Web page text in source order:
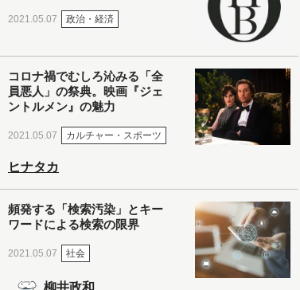
2021.05.07 政治・経済
コロナ禍でむしろ沁みる「全
員悪人」の祭典。映画『ジェ
ントルメン』の魅力
2021.05.07 カルチャー・スポーツ
ヒナタカ
頻発する「検索汚染」とキー
ワードによる検索の限界
2021.05.07 社会
柳井政和